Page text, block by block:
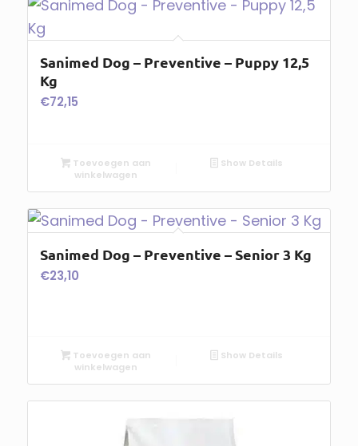
Sanimed Dog – Preventive – Puppy 12,5
Kg
€72,15
Toevoegen aan
winkelwagen
Show Details
Sanimed Dog – Preventive – Senior 3 Kg
€23,10
Toevoegen aan
winkelwagen
Show Details